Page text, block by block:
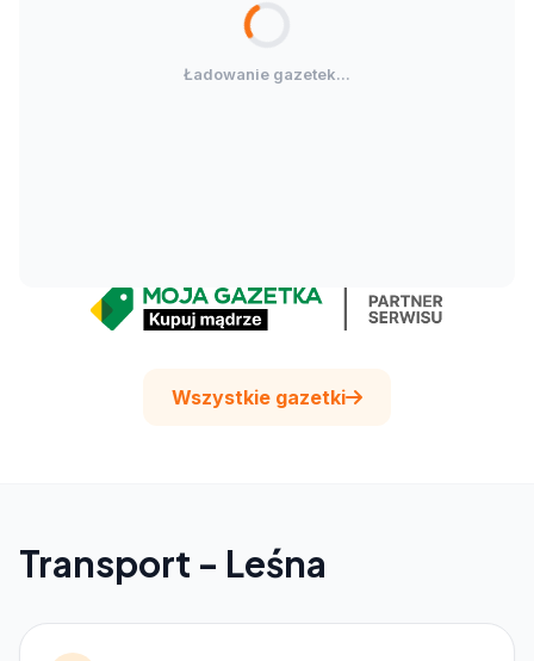
Ładowanie gazetek...
Wszystkie gazetki
Transport - Leśna